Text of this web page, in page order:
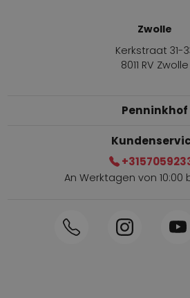
Zwolle
Kerkstraat 31-
8011 RV Zwolle
Penninkhof
Innerhalb von 1-3 Tagen
An Werktagen von 10:00